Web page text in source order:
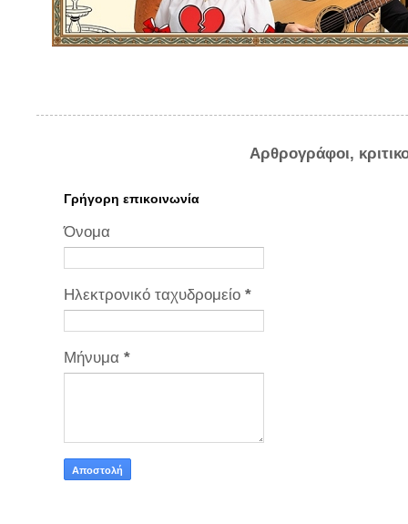
Αρθρογράφοι,
Γρήγορη επικοινωνία
Όνομα
Ηλεκτρονικό ταχυδρομείο *
Μήνυμα *